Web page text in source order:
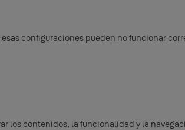
configuraciones pueden no funcionar
los contenidos, la funcionalidad y la